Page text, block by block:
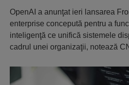
OpenAI a anunţat ieri lansarea
enterprise concepută pentru a
inteligenţă ce unifică sistemele
cadrul unei organizaţii, notează